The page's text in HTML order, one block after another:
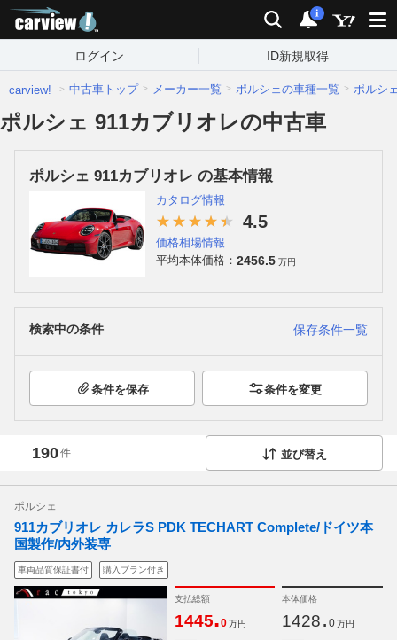
検索 通知
i
ログイン ID新規取得
carview! 中古車トップ メーカー一覧 ポルシェの車種一覧 ポルシ
ポルシェ 911カブリオレの中古車
ポルシェ 911カブリオレ の基本情報
カタログ情報
4.5
価格相場情報
平均本体価格： 2456.5 万円
検索中の条件 保存条件一覧
条件を保存 条件を変更
190件 並び替え
ポルシェ
911カブリオレ カレラS PDK TECHART Complete/ドイツ本
国製作/内外装専
車両品質保証書付 購入プラン付き
支払総額
1445.0 万円
本体価格
1428. 0 万円